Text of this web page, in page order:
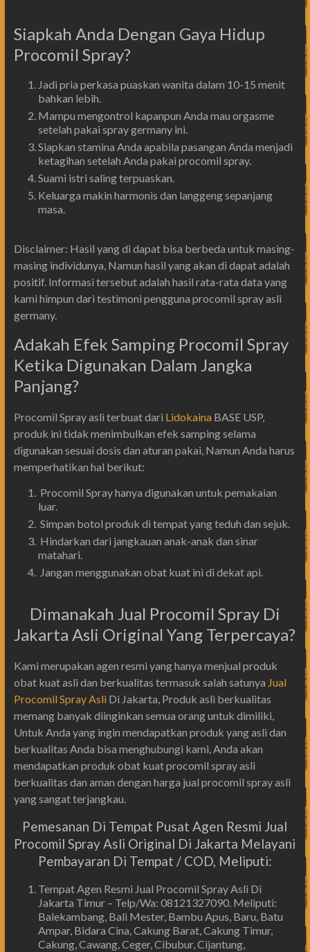
Siapkah Anda Dengan Gaya Hidup
Procomil Spray?
Jadi pria perkasa puaskan wanita dalam 10-15 menit
bahkan lebih.
Mampu mengontrol kapanpun Anda mau orgasme
setelah pakai spray germany ini.
Siapkan stamina Anda apabila pasangan Anda menjadi
ketagihan setelah Anda pakai procomil spray.
Suami istri saling terpuaskan.
Keluarga makin harmonis dan langgeng sepanjang
masa.
Disclaimer: Hasil yang di dapat bisa berbeda untuk masing-
masing individunya, Namun hasil yang akan di dapat adalah
positif. Informasi tersebut adalah hasil rata-rata data yang
kami himpun dari testimoni pengguna procomil spray asli
germany.
Adakah Efek Samping Procomil Spray
Ketika Digunakan Dalam Jangka
Panjang?
Procomil Spray asli terbuat dari LidokainaBASE USP,
produk ini tidak menimbulkan efek samping selama
digunakan sesuai dosis dan aturan pakai, Namun Anda harus
memperhatikan hal berikut:
Procomil Spray hanya digunakan untuk pemakaian
luar.
Simpan botol produk di tempat yang teduh dan sejuk.
Hindarkan dari jangkauan anak-anak dan sinar
matahari.
Jangan menggunakan obat kuat ini di dekat api.
Dimanakah Jual Procomil Spray Di
Jakarta Asli Original Yang Terpercaya?
Kami merupakan agen resmi yang hanya menjual produk
obat kuat asli dan berkualitas termasuk salah satunya Jual
Procomil Spray AsliDi Jakarta, Produk asli berkualitas
memang banyak diinginkan semua orang untuk dimiliki,
Untuk Anda yang ingin mendapatkan produk yang asli dan
berkualitas Anda bisa menghubungi kami, Anda akan
mendapatkan produk obat kuat procomil spray asli
berkualitas dan aman dengan harga jual procomil spray asli
yang sangat terjangkau.
Pemesanan Di Tempat Pusat Agen Resmi Jual
Procomil Spray Asli Original Di Jakarta Melayani
Pembayaran Di Tempat / COD, Meliputi:
Tempat Agen Resmi Jual Procomil Spray Asli Di
Jakarta Timur – Telp/Wa: 08121327090. Meliputi:
Balekambang, Bali Mester, Bambu Apus, Baru, Batu
Ampar, Bidara Cina, Cakung Barat, Cakung Timur,
Cakung, Cawang, Ceger, Cibubur, Cijantung,